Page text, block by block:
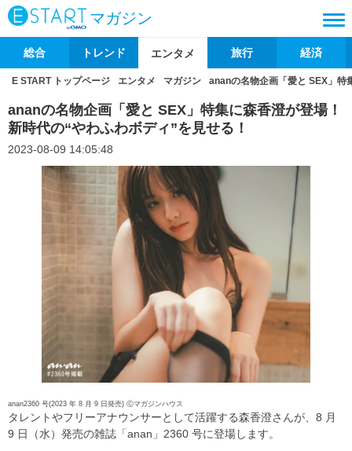
マガジン
総合 トレンド エンタメ 旅行 経済
E START トップページ エンタメ マガジン ananの名物企画「愛と SEX」特
ananの名物企画「愛と SEX」特集に森香澄が登場！
新時代の“やわふわボディ”を見せる！
2023-08-09 14:05:48
anan2360 号(2023 年 8 月 9 日発売) Ⓒマガジンハウス
タレントやフリーアナウンサーとして活躍する森香澄さんが、8 月
9 日（水）発売の雑誌「anan」2360 号に登場します。